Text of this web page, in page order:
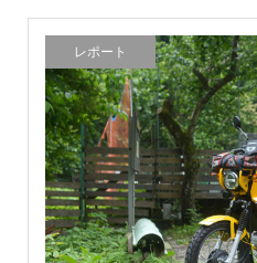
レポート